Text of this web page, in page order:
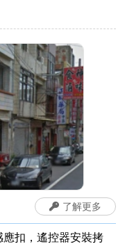
扣，遙控器安裝拷
了解更多